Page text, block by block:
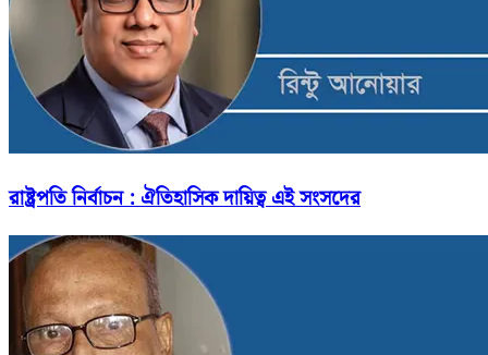
রাষ্ট্রপতি নির্বাচন : ঐতিহাসিক দায়িত্ব এই সংসদের